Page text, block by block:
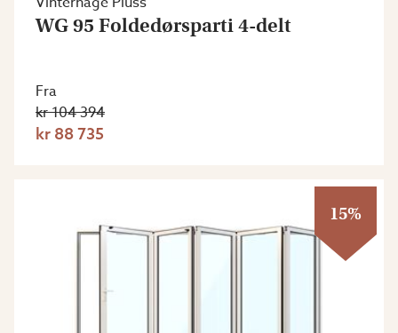
WG 95 Foldedørsparti 4-delt
Fra
kr 104 394
kr 88 735
15%